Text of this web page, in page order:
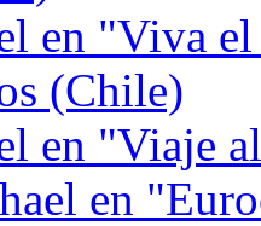
en "Viva
(Chile)
en "Viaje
en